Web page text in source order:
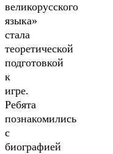
великорусского
языка»
стала
теоретической
подготовкой
к
игре.
Ребята
познакомились
с
биографией